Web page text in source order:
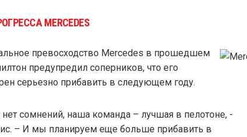
MERCEDES
превосходство Mercedes в прошедшем
предупредил соперников, что его
серьезно прибавить в следующем году.
сомнений, наша команда – лучшая в пелотоне, -
– И мы планируем еще больше прибавить в